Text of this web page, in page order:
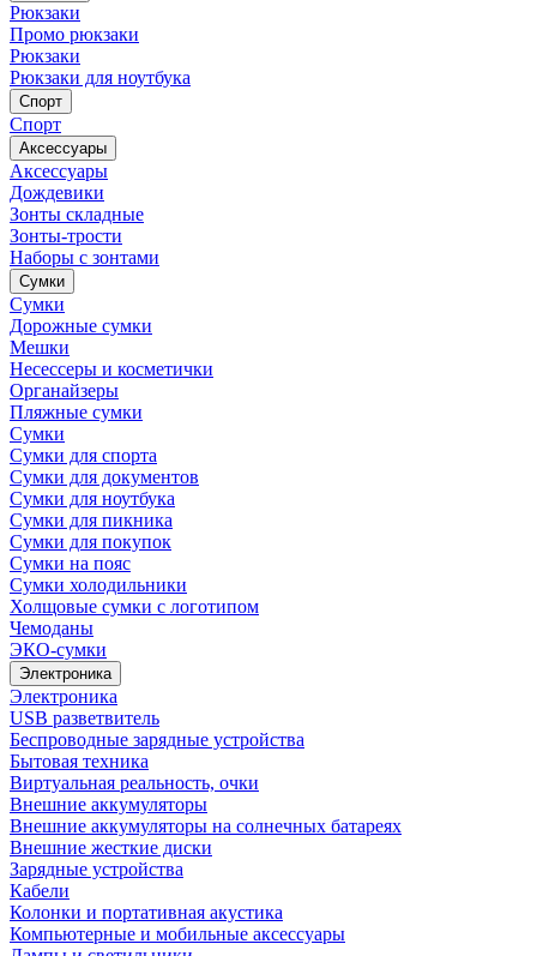
Рюкзаки
Промо рюкзаки
Рюкзаки
Рюкзаки для ноутбука
Спорт
Спорт
Аксессуары
Аксессуары
Дождевики
Зонты складные
Зонты-трости
Наборы с зонтами
Сумки
Сумки
Дорожные сумки
Мешки
Несессеры и косметички
Органайзеры
Пляжные сумки
Сумки
Сумки для спорта
Сумки для документов
Сумки для ноутбука
Сумки для пикника
Сумки для покупок
Сумки на пояс
Сумки холодильники
Холщовые сумки с логотипом
Чемоданы
ЭКО-сумки
Электроника
Электроника
USB разветвитель
Беспроводные зарядные устройства
Бытовая техника
Виртуальная реальность, очки
Внешние аккумуляторы
Внешние аккумуляторы на солнечных батареях
Внешние жесткие диски
Зарядные устройства
Кабели
Колонки и портативная акустика
Компьютерные и мобильные аксессуары